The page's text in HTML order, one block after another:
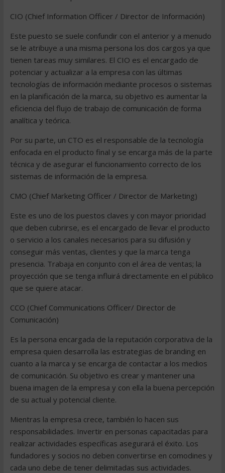
CIO (Chief Information Officer / Director de Información)
Este puesto se suele confundir con el anterior y a menudo
se le atribuye a una misma persona los dos cargos ya que
tienen tareas muy similares. El CIO es el encargado de
potenciar y actualizar a la empresa con las últimas
tecnologías de información mediante procesos o sistemas
en la planificación de la marca, su objetivo es aumentar la
eficiencia del flujo de trabajo de comunicación de forma
analítica y teórica.
Por su parte, un CTO es el responsable de la tecnología
enfocada en el producto final y se encarga más de la parte
técnica y de asegurar el funcionamiento correcto de los
sistemas de información de la empresa.
CMO (Chief Marketing Officer / Director de Marketing)
Este es uno de los puestos claves y con mayor prioridad
que deben cubrirse, es el encargado de llevar el producto
o servicio a los canales necesarios para su difusión y
conseguir más ventas, clientes y que la marca tenga
presencia. Trabaja en conjunto con el área de ventas; la
proyección que se tenga influirá directamente en el público
que se quiere atacar.
CCO (Chief Communications Officer/ Director de
Comunicación)
Es la persona encargada de la reputación corporativa de la
empresa quien desarrolla las estrategias de branding en
cuanto a la marca y se encarga de contactar a los medios
de comunicación. Su objetivo es crear y mantener una
buena imagen de la empresa y con ella la buena percepción
de su actual y potencial cliente.
Mientras la empresa crece, también lo hacen sus
responsabilidades. Invertir en personas capacitadas para
realizar actividades específicas asegurará el éxito. Los
fundadores y socios no deben convertirse en comodines y
cada uno debe de tener delimitadas sus actividades.